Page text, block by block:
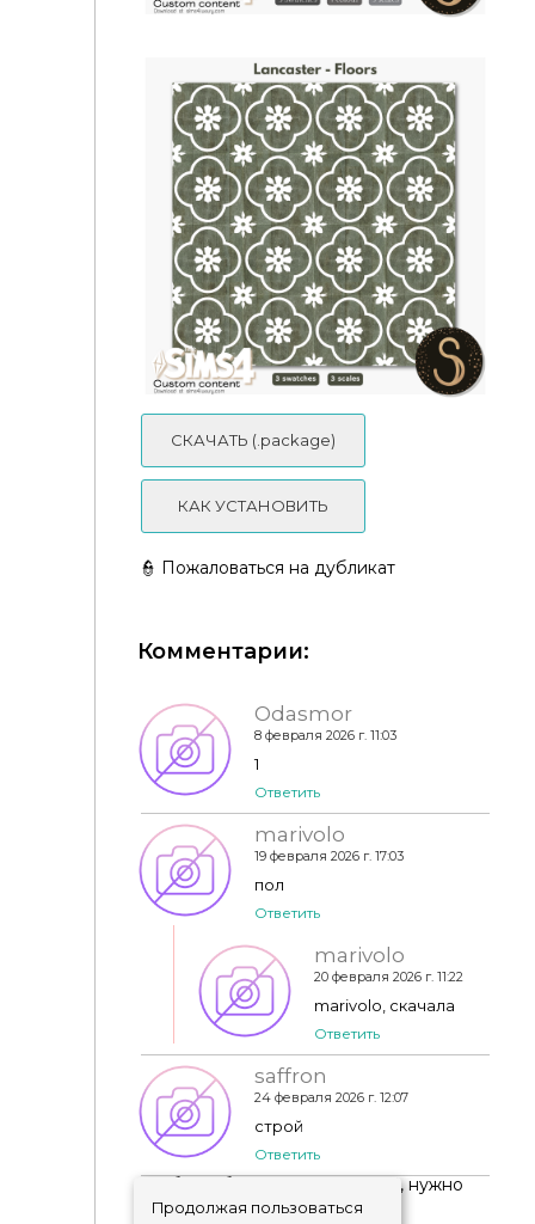
Damask - Floors
Напольная плитка - Lancaster Floors
СКАЧАТЬ (.package)
КАК УСТАНОВИТЬ
👮 Пожаловаться на дубликат
Комментарии:
Odasmor
8 февраля 2026 г. 11:03
1
Ответить
marivolo
19 февраля 2026 г. 17:03
пол
Ответить
marivolo
20 февраля 2026 г. 11:22
marivolo, скачала
Ответить
saffron
24 февраля 2026 г. 12:07
строй
Ответить
Чтобы добавить комментарий, нужно
авторизоваться !
Продолжая пользоваться